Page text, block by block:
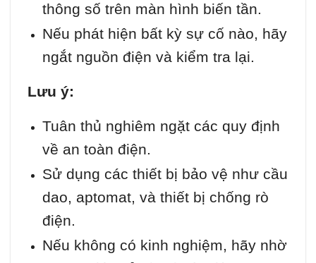
thông số trên màn hình biến tần.
Nếu phát hiện bất kỳ sự cố nào, hãy
ngắt nguồn điện và kiểm tra lại.
Lưu ý:
Tuân thủ nghiêm ngặt các quy định
về an toàn điện.
Sử dụng các thiết bị bảo vệ như cầu
dao, aptomat, và thiết bị chống rò
điện.
Nếu không có kinh nghiệm, hãy nhờ